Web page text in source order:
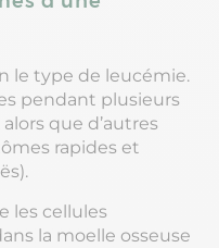
le type de leucémie.
pendant plusieurs
que d’autres
rapides et
les cellules
la moelle osseuse